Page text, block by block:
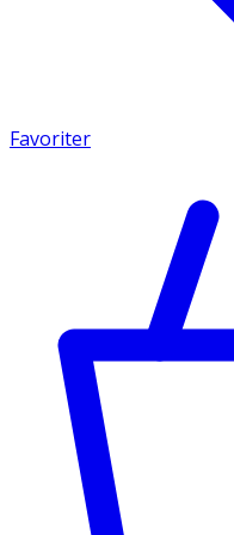
Favoriter